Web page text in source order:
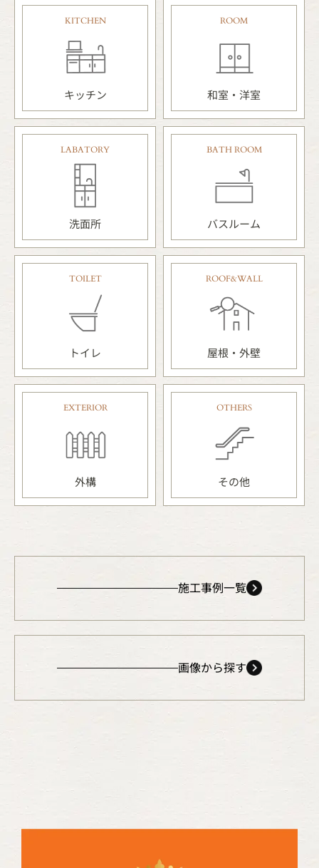
KITCHEN
キッチン
ROOM
和室・洋室
LABATORY
洗面所
BATH ROOM
バスルーム
TOILET
トイレ
ROOF&WALL
屋根・外壁
EXTERIOR
外構
OTHERS
その他
施工事例一覧
画像から探す